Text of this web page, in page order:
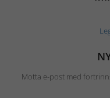
Motta e-post med